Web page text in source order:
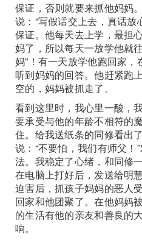
保证，否则就要来抓他妈妈
说：“写假话交上去，真话放
保证。他每天去上学，最担
妈了，所以每天一放学他就
妈”！有一天放学他跑回家
听到妈妈的回答。他赶紧跑
空的，妈妈被抓走了。
看到这里时，我心里一酸，
要承受与他的年龄不相符的
住。给我送纸条的同修看出
说：“不要怕，我们有师父！
法。我稳定了心绪，和同修
在电脑上打好后，发送给明
迫害后，抓孩子妈妈的恶人
回家和他团聚了。在他妈妈
的生活有他的亲友和善良的
响。